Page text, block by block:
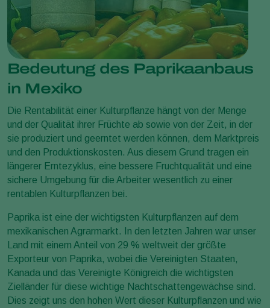
Bedeutung des Paprikaanbaus
in Mexiko
Die Rentabilität einer Kulturpflanze hängt von der Menge
und der Qualität ihrer Früchte ab sowie von der Zeit, in der
sie produziert und geerntet werden können, dem Marktpreis
und den Produktionskosten. Aus diesem Grund tragen ein
längerer Erntezyklus, eine bessere Fruchtqualität und eine
sichere Umgebung für die Arbeiter wesentlich zu einer
rentablen Kulturpflanzen bei.
Paprika ist eine der wichtigsten Kulturpflanzen auf dem
mexikanischen Agrarmarkt. In den letzten Jahren war unser
Land mit einem Anteil von 29 % weltweit der größte
Exporteur von Paprika, wobei die Vereinigten Staaten,
Kanada und das Vereinigte Königreich die wichtigsten
Zielländer für diese wichtige Nachtschattengewächse sind.
Dies zeigt uns den hohen Wert dieser Kulturpflanzen und wie